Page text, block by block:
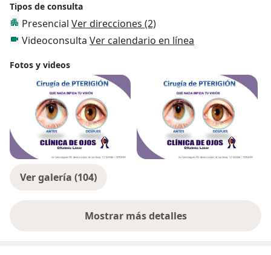
Tipos de consulta
Presencial Ver direcciones (2)
Videoconsulta Ver calendario en línea
Fotos y videos
Ver galería (104)
Mostrar más detalles
sobre la experiencia